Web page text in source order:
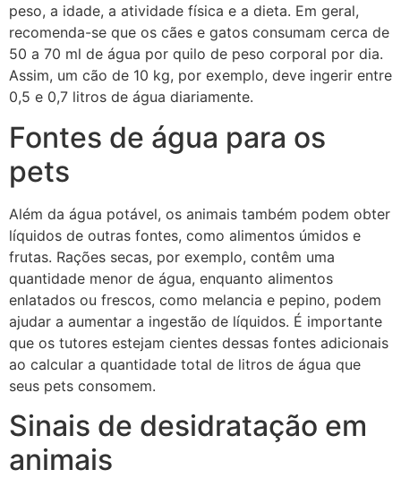
peso, a idade, a atividade física e a dieta. Em geral,
recomenda-se que os cães e gatos consumam cerca de
50 a 70 ml de água por quilo de peso corporal por dia.
Assim, um cão de 10 kg, por exemplo, deve ingerir entre
0,5 e 0,7 litros de água diariamente.
Fontes de água para os
pets
Além da água potável, os animais também podem obter
líquidos de outras fontes, como alimentos úmidos e
frutas. Rações secas, por exemplo, contêm uma
quantidade menor de água, enquanto alimentos
enlatados ou frescos, como melancia e pepino, podem
ajudar a aumentar a ingestão de líquidos. É importante
que os tutores estejam cientes dessas fontes adicionais
ao calcular a quantidade total de litros de água que
seus pets consomem.
Sinais de desidratação em
animais